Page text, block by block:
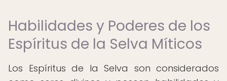
Habilidades y Poderes de los
Espíritus de la Selva Míticos
Los Espíritus de la Selva son considerados